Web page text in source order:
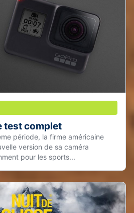
test complet
période, la firme américaine
version de sa caméra
pour les sports...